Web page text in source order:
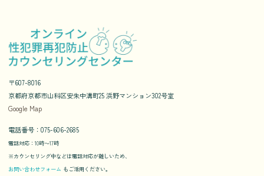
〒607-8016
京都府京都市山科区安朱中溝町25 浜野マンション302号室
Google Map
電話番号：075-606-2685
電話対応：10時〜17時
※カウンセリング中などは電話対応が難しいため、
お問い合わせフォーム もご活用ください。